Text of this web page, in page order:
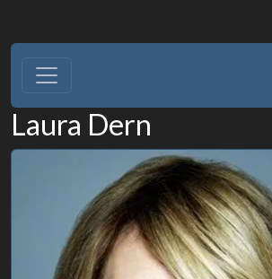
Laura Dern